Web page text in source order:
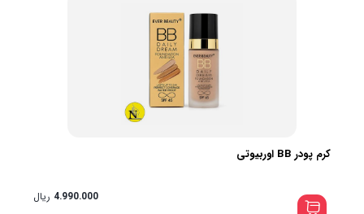
کرم پودر BB اوربیوتی
4.990.000 ریال